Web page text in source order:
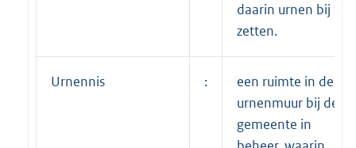
daarin urnen bij te
zetten.
Urnennis :
een ruimte in de
urnenmuur bij de
gemeente in